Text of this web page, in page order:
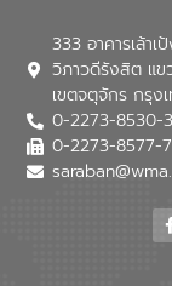
333 อาคารเล้า
วิภาวดีรังสิต แ
เขตจตุจักร กรุง
0-2273-8530-
0-2273-8577-